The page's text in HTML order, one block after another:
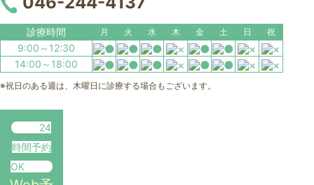
診療時間 月 火 水 木 金 土 日 祝
9:00～12:30
14:00～18:00
※祝日のある週は、木曜日に診療する場合もございます。
24
時間予約
OK